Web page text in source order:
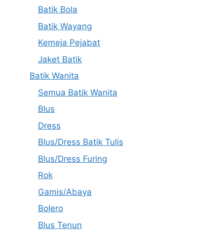
Batik Bola
Batik Wayang
Kemeja Pejabat
Jaket Batik
Batik Wanita
Semua Batik Wanita
Blus
Dress
Blus/Dress Batik Tulis
Blus/Dress Furing
Rok
Gamis/Abaya
Bolero
Blus Tenun